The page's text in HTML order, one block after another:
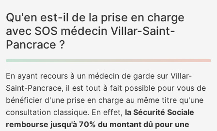
Qu'en est-il de la prise en charge
avec SOS médecin Villar-Saint-
Pancrace ?
En ayant recours à un médecin de garde sur Villar-
Saint-Pancrace, il est tout à fait possible pour vous de
bénéficier d'une prise en charge au même titre qu'une
consultation classique. En effet, la Sécurité Sociale
rembourse jusqu'à 70% du montant dû pour une